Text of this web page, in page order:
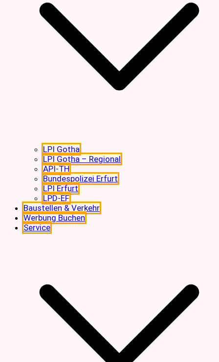
LPI Gotha
LPI Gotha – Regional
API-TH
Bundespolizei Erfurt
LPI Erfurt
LPD-EF
Baustellen & Verkehr
Werbung Buchen
Service